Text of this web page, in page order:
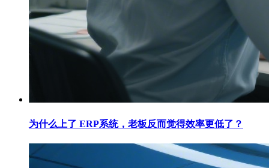
为什么上了 ERP系统，老板反而觉得效率更低了？